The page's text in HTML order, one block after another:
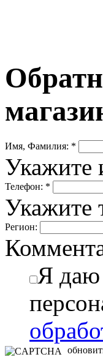
Имя, Фамилия: *
Телефон: *
Укажите
Регион:
Я даю